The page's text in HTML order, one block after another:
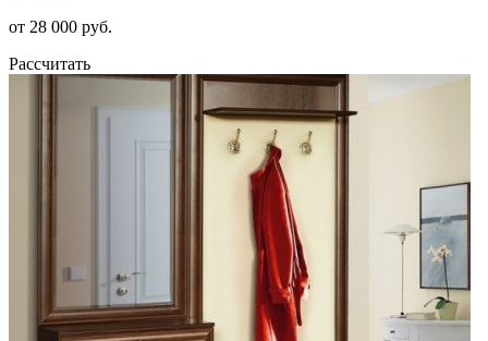
от 28 000 руб.
Рассчитать